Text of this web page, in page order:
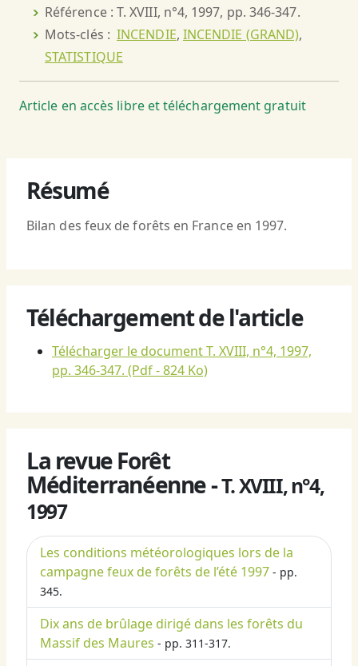
Référence : T. XVIII, n°4, 1997, pp. 346-347.
Mots-clés :INCENDIE, INCENDIE (GRAND),
STATISTIQUE
Article en accès libre et téléchargement gratuit
Résumé
Bilan des feux de forêts en France en 1997.
Téléchargement de l'article
Télécharger le document T. XVIII, n°4, 1997,
pp. 346-347. (Pdf - 824 Ko)
La revue Forêt
Méditerranéenne -T. XVIII, n°4,
1997
Les conditions météorologiques lors de la
campagne feux de forêts de l’été 1997 - pp.
345.
Dix ans de brûlage dirigé dans les forêts du
Massif des Maures - pp. 311-317.